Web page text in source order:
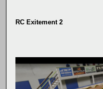
RC Exitement 2